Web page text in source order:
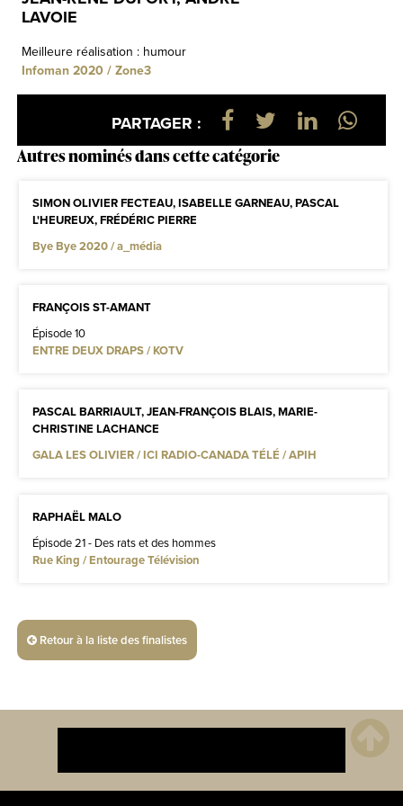
LAVOIE
Meilleure réalisation : humour
Infoman 2020 / Zone3
PARTAGER :
Autres nominés dans cette catégorie
SIMON OLIVIER FECTEAU, ISABELLE GARNEAU, PASCAL
L'HEUREUX, FRÉDÉRIC PIERRE
Bye Bye 2020 / a_média
FRANÇOIS ST-AMANT
Épisode 10
ENTRE DEUX DRAPS / KOTV
PASCAL BARRIAULT, JEAN-FRANÇOIS BLAIS, MARIE-
CHRISTINE LACHANCE
GALA LES OLIVIER / ICI RADIO-CANADA TÉLÉ / APIH
RAPHAËL MALO
Épisode 21 - Des rats et des hommes
Rue King / Entourage Télévision
Retour à la liste des finalistes